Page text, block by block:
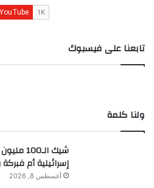
تابعنا على فيسبوك
ولنا كلمة
شيك
إسرائيلية أم
أغسطس 8, 2026